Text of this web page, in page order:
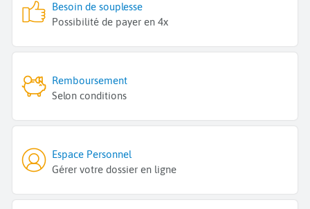
Besoin de souplesse
Possibilité de payer en 4x
Remboursement
Selon conditions
Espace Personnel
Gérer votre dossier en ligne